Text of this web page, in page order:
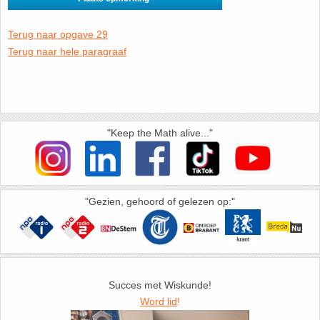
Terug naar opgave 29
Terug naar hele paragraaf
"Keep the Math alive..."
"Gezien, gehoord of gelezen op:"
Succes met Wiskunde!
Word lid!
berekeningen
18. Matrices
21. Oppervlakte cirkel
22. Oppervlakte driehoek
23. Oppervlakte kegel
24. Oppervlakte parallellogram
25. Oppervlakte trapezium